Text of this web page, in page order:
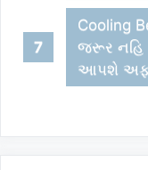
Cooling
જરૂર નહિ
આપશે